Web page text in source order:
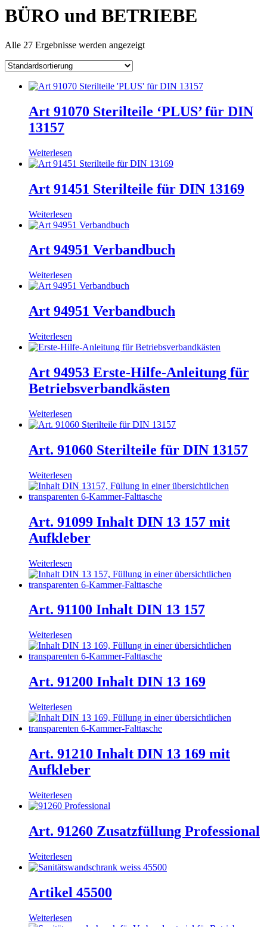
BÜRO und BETRIEBE
Alle 27 Ergebnisse werden angezeigt
Art 91070 Sterilteile ‘PLUS’ für DIN
13157
Weiterlesen
Art 91451 Sterilteile für DIN 13169
Weiterlesen
Art 94951 Verbandbuch
Weiterlesen
Art 94951 Verbandbuch
Weiterlesen
Art 94953 Erste-Hilfe-Anleitung für
Betriebsverbandkästen
Weiterlesen
Art. 91060 Sterilteile für DIN 13157
Weiterlesen
Art. 91099 Inhalt DIN 13 157 mit
Aufkleber
Weiterlesen
Art. 91100 Inhalt DIN 13 157
Weiterlesen
Art. 91200 Inhalt DIN 13 169
Weiterlesen
Art. 91210 Inhalt DIN 13 169 mit
Aufkleber
Weiterlesen
Art. 91260 Zusatzfüllung Professional
Weiterlesen
Artikel 45500
Weiterlesen